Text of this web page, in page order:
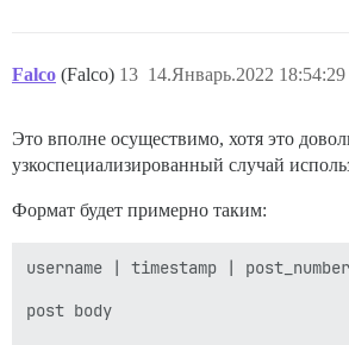
    }
    private void drawCards() {
firstCard =
} while
    }
    // Создать случайную карту
Falco (Falco) 14.Январь.2022 18:54:29
13
Это вполне осуществимо, хотя это
узкоспециализированный случай
Формат будет примерно таким:
username | timestamp | post_number
post body